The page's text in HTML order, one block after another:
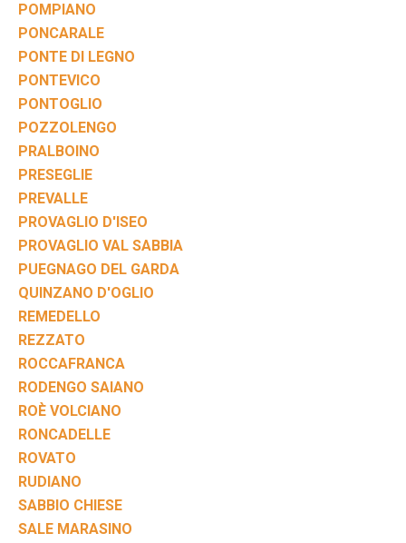
POMPIANO
PONCARALE
PONTE DI LEGNO
PONTEVICO
PONTOGLIO
POZZOLENGO
PRALBOINO
PRESEGLIE
PREVALLE
PROVAGLIO D'ISEO
PROVAGLIO VAL SABBIA
PUEGNAGO DEL GARDA
QUINZANO D'OGLIO
REMEDELLO
REZZATO
ROCCAFRANCA
RODENGO SAIANO
ROÈ VOLCIANO
RONCADELLE
ROVATO
RUDIANO
SABBIO CHIESE
SALE MARASINO